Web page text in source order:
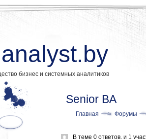
analyst.by
бизнес и системных аналитиков
Senior BA
Главная Форумы
В теме 0 ответов, и 1